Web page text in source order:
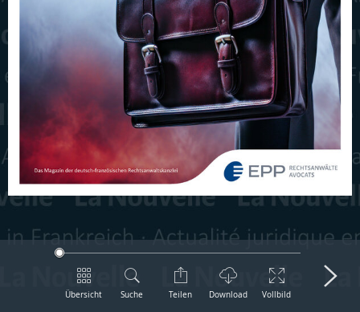
Übersicht Suche Teilen Download Vollbild